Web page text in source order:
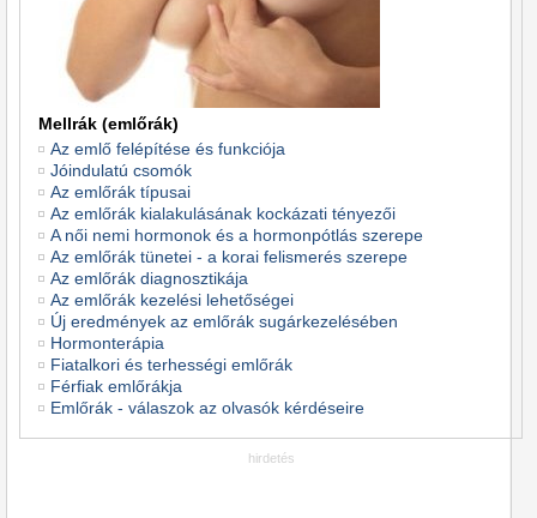
Mellrák (emlőrák)
Az emlő felépítése és funkciója
Jóindulatú csomók
Az emlőrák típusai
Az emlőrák kialakulásának kockázati tényezői
A női nemi hormonok és a hormonpótlás szerepe
Az emlőrák tünetei - a korai felismerés szerepe
Az emlőrák diagnosztikája
Az emlőrák kezelési lehetőségei
Új eredmények az emlőrák sugárkezelésében
Hormonterápia
Fiatalkori és terhességi emlőrák
Férfiak emlőrákja
Emlőrák - válaszok az olvasók kérdéseire
hirdetés